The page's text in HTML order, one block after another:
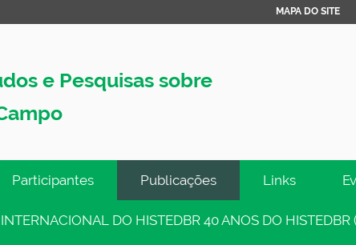
e Pesquisas sobre
MAPA DO SITE
Participantes Publicações Links
DO HISTEDBR 40 ANOS DO